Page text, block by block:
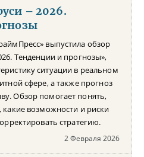
– 2026.
выпустила обзор
Тенденции и прогнозы»,
ситуации в реальном
сфере, а также прогноз
Обзор помогает понять,
какие возможности и риски
стратегию.
2 Февраля 2026